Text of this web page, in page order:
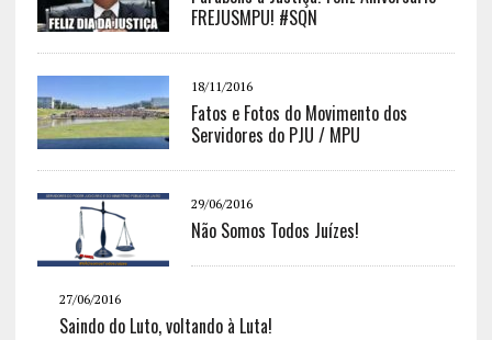
FREJUSMPU! #SQN
18/11/2016
Fatos e Fotos do Movimento dos
Servidores do PJU / MPU
29/06/2016
Não Somos Todos Juízes!
27/06/2016
Saindo do Luto, voltando à Luta!